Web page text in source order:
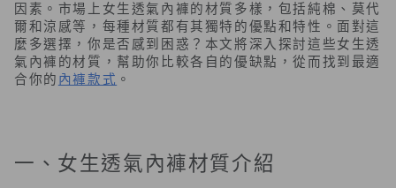
因素。市場上女生透氣內褲的材質多樣，包括純棉、莫代
爾和涼感等，每種材質都有其獨特的優點和特性。面對這
麼多選擇，你是否感到困惑？本文將深入探討這些女生透
氣內褲的材質，幫助你比較各自的優缺點，從而找到最適
合你的 內褲款式 。
一、 女生透氣內褲材質介紹